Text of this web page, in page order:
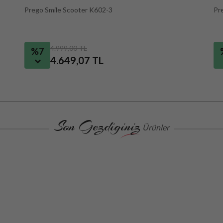
Prego Smile Scooter K602-3
%7 4.999,00 TL
4.649,07 TL
Son Gezdiginiz Ürünler